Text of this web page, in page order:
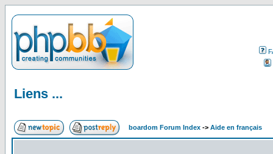
Liens ...
boardom Forum Index -> Aide en français